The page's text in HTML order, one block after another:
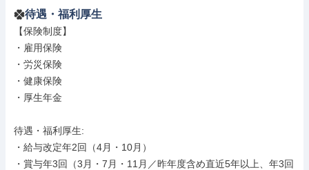
待遇・福利厚生
【保険制度】
・雇用保険
・労災保険
・健康保険
・厚生年金
待遇・福利厚生:
・給与改定年2回（4⽉・10⽉）
・賞与年3回（3⽉・7⽉・11⽉／昨年度含め直近5年以上、年3回